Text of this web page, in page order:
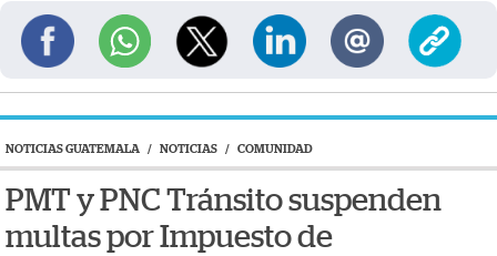
NOTICIAS GUATEMALA / NOTICIAS / COMUNIDAD
PMT y PNC Tránsito suspenden
multas por Impuesto de